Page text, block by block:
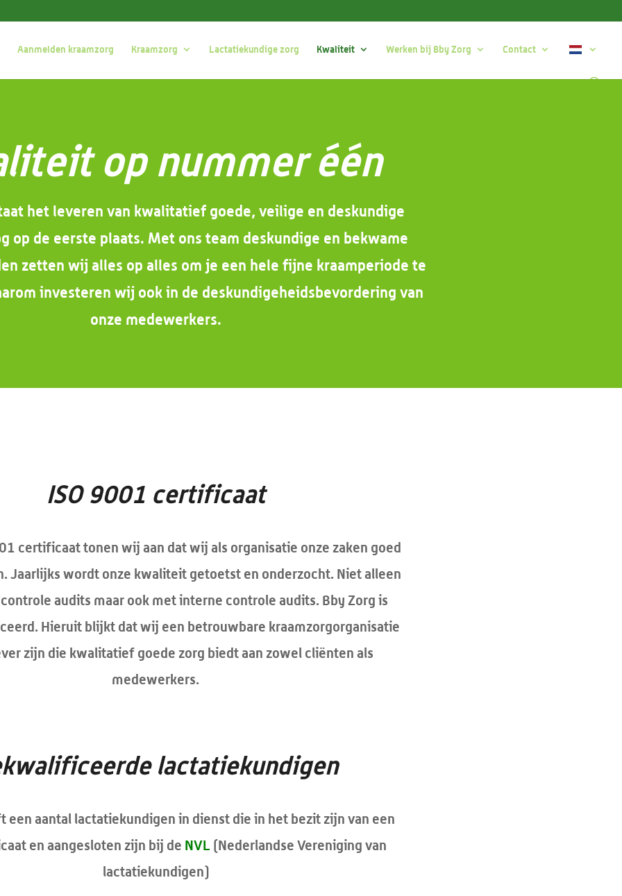
Aanmelden kraamzorg Kraamzorg Lactatiekundige zorg Kwaliteit Werken bij Bby Zorg Contact
op nummer één
het leveren van kwalitatief goede, veilige en deskundige
op de eerste plaats. Met ons team deskundige en bekwame
zetten wij alles op alles om je een hele fijne kraamperiode te
investeren wij ook in de deskundigeheidsbevordering van
onze medewerkers.
ISO 9001 certificaat
certificaat tonen wij aan dat wij als organisatie onze zaken goed
Jaarlijks wordt onze kwaliteit getoetst en onderzocht. Niet alleen
audits maar ook met interne controle audits. Bby Zorg is
Hieruit blijkt dat wij een betrouwbare kraamzorgorganisatie
zijn die kwalitatief goede zorg biedt aan zowel cliënten als
medewerkers.
lactatiekundigen
een aantal lactatiekundigen in dienst die in het bezit zijn van een
en aangesloten zijn bij de NVL (Nederlandse Vereniging van
lactatiekundigen)